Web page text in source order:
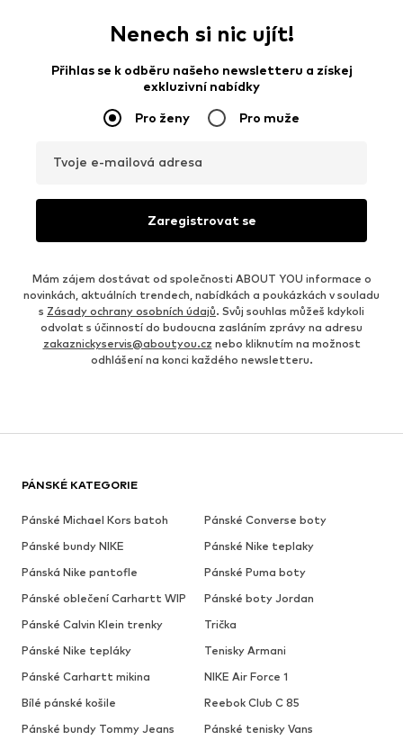
Nenech si nic ujít!
Přihlas se k odběru našeho newsletteru a získej
exkluzivní nabídky
Pro ženy Pro muže
Tvoje e-mailová adresa
Zaregistrovat se
Mám zájem dostávat od společnosti ABOUT YOU informace o
novinkách, aktuálních trendech, nabídkách a poukázkách v souladu
s Zásady ochrany osobních údajů. Svůj souhlas můžeš kdykoli
odvolat s účinností do budoucna zasláním zprávy na adresu
zakaznickyservis@aboutyou.cz nebo kliknutím na možnost
odhlášení na konci každého newsletteru.
PÁNSKÉ KATEGORIE
Pánské Michael Kors batoh
Pánské Converse boty
Pánské bundy NIKE
Pánské Nike teplaky
Pánská Nike pantofle
Pánské Puma boty
Pánské oblečení Carhartt WIP
Pánské boty Jordan
Pánské Calvin Klein trenky
Trička
Pánské Nike tepláky
Tenisky Armani
Pánské Carhartt mikina
NIKE Air Force 1
Bílé pánské košile
Reebok Club C 85
Pánské bundy Tommy Jeans
Pánské tenisky Vans